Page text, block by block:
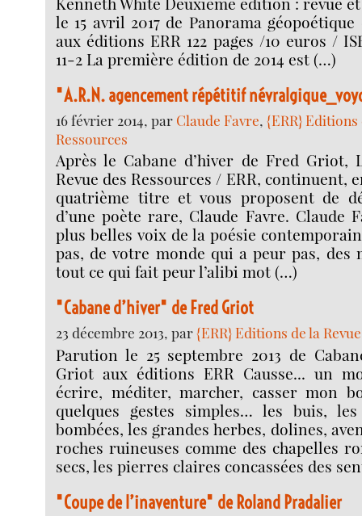
le 15 avril 2017 de Panorama
aux éditions ERR 122 pages /10 euros /
11-2 La première édition de 2014 est (…)
"A.R.N. agencement répétitif
16 février 2014, par Claude Favre,{ERR} Editions
Ressources
Après le Cabane d’hiver de Fred Griot,
Revue des Ressources / ERR, continuent,
quatrième titre et vous proposent de
d’une poète rare, Claude Favre. Claude
plus belles voix de la poésie
pas, de votre monde qui a peur pas, des
tout ce qui fait peur l’alibi mot (…)
"Cabane d’hiver" de Fred Griot
23 décembre 2013, par{ERR} Editions de la
Parution le 25 septembre 2013 de
Griot aux éditions ERR Causse... un
écrire, méditer, marcher, casser mon
quelques gestes simples… les buis,
bombées, les grandes herbes, dolines,
roches ruineuses comme des chapelles
secs, les pierres claires concassées des
"Coupe de l’inaventure" de Roland Pradalier